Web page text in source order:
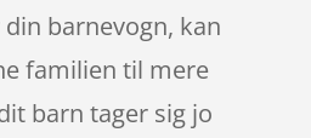
barnevogn, kan
familien til mere
barn tager sig jo